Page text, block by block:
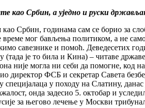
као Србин, а уједно и руски
Србин, годинама сам се борио за
мог бављења политиком, а не
савезнике и помоћ. Деведесетих
је то била и Кина) – читаве
није могла ни себи да помогне, код
директор ФСБ и секретар Савета
у походу на Слатину,
онда задесио 5. октобар и
за његово лечење у Москви трибунал